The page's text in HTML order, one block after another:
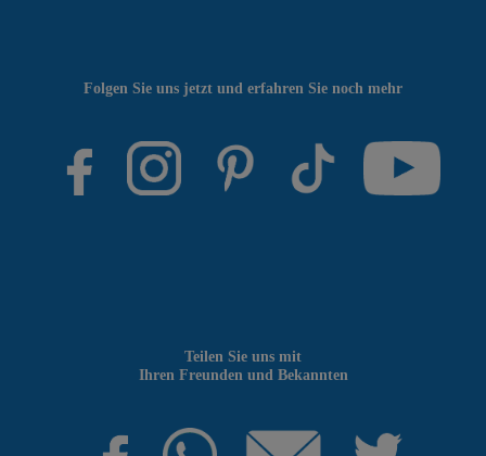
Teilen Sie uns mit
Ihren Freunden und Bekannten
Folgen Sie uns jetzt und erfahren Sie noch mehr